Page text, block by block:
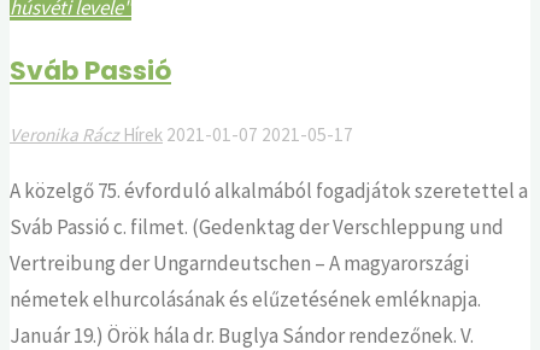
húsvéti levele"
Sváb Passió
Veronika Rácz Hírek 2021-01-07 2021-05-17
A közelgő 75. évforduló alkalmából fogadjátok szeretettel a
Sváb Passió c. filmet. (Gedenktag der Verschleppung und
Vertreibung der Ungarndeutschen – A magyarországi
németek elhurcolásának és elűzetésének emléknapja.
Január 19.) Örök hála dr. Buglya Sándor rendezőnek. V.